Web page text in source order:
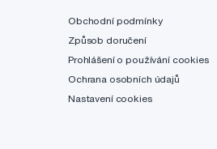
Obchodní podmínky
Způsob doručení
Prohlášení o používání cookies
Ochrana osobních údajů
Nastavení cookies